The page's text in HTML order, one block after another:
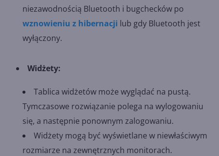
niezawodnością Bluetooth i bugchecków po
wznowieniu z hibernacji lub gdy Bluetooth jest
wyłączony.
Widżety:
Tablica widżetów może wyglądać na pustą.
Tymczasowe rozwiązanie polega na wylogowaniu
się, a następnie ponownym zalogowaniu.
Widżety mogą być wyświetlane w niewłaściwym
rozmiarze na zewnętrznych monitorach.